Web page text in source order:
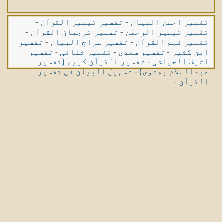
تفسیر احسن البیان - تفسیر تیسیر القرآن -
تفسیر تیسیر الرحمٰن - تفسیر ترجمان القرآن -
تفسیر فہم القرآن - تفسیر سراج البیان - تفسیر
ابن کثیر - تفسیر سعدی - تفسیر ثنائی - تفسیر
اشرف الحواشی - تفسیر القرآن کریم (تفسیر
عبدالسلام بھٹوی)-تسہیل البیان فی تفسیر
القرآن -